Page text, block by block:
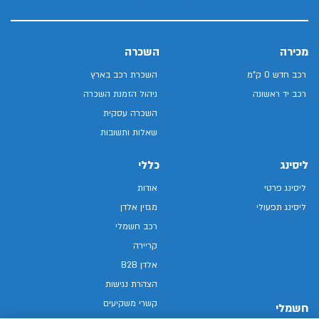
מכירה
רכב חדש 0 ק"מ
רכב יד ראשונה
השכרה
השכרת רכב בארץ
ניהול הזמנת השכרה
השכרה עסקית
שאלות ותשובות
ליסינג
ליסינג פרטי
ליסינג תפעולי
חשמלי
כללי
אודות
מגזין אלדן
רכב חשמלי
קריירה
אלדן B2B
הצהרת נגישות
קשרי משקיעים